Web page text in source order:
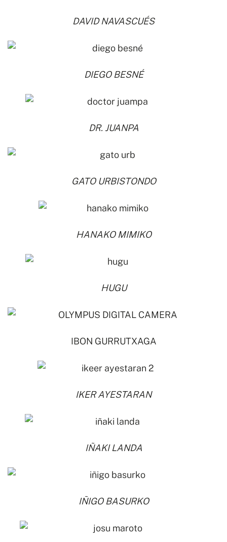
DAVID NAVASCUÉS
DIEGO BESNÉ
DR. JUANPA
GATO URBISTONDO
HANAKO MIMIKO
HUGU
IBON GURRUTXAGA
IKER AYESTARAN
IÑAKI LANDA
IÑIGO BASURKO